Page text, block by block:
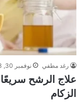
رغد مطفي نوفمبر 30, 2023
علاج الرشح
الزكام